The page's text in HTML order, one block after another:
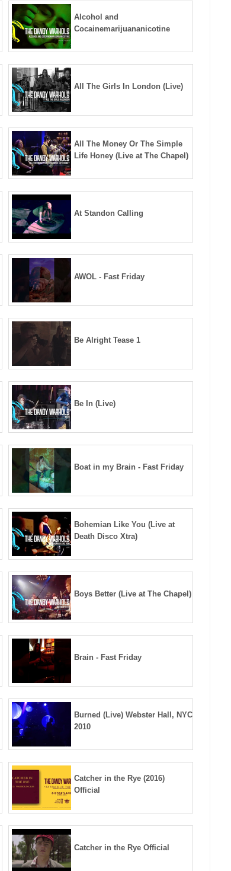
Alcohol and
Cocainemarijuananicotine
All The Girls In London (Live)
All The Money Or The Simple
Life Honey (Live at The Chapel)
At Standon Calling
AWOL - Fast Friday
Be Alright Tease 1
Be In (Live)
Boat in my Brain - Fast Friday
Bohemian Like You (Live at
Death Disco Xtra)
Boys Better (Live at The Chapel)
Brain - Fast Friday
Burned (Live) Webster Hall, NYC
2010
Catcher in the Rye (2016)
Official
Catcher in the Rye Official